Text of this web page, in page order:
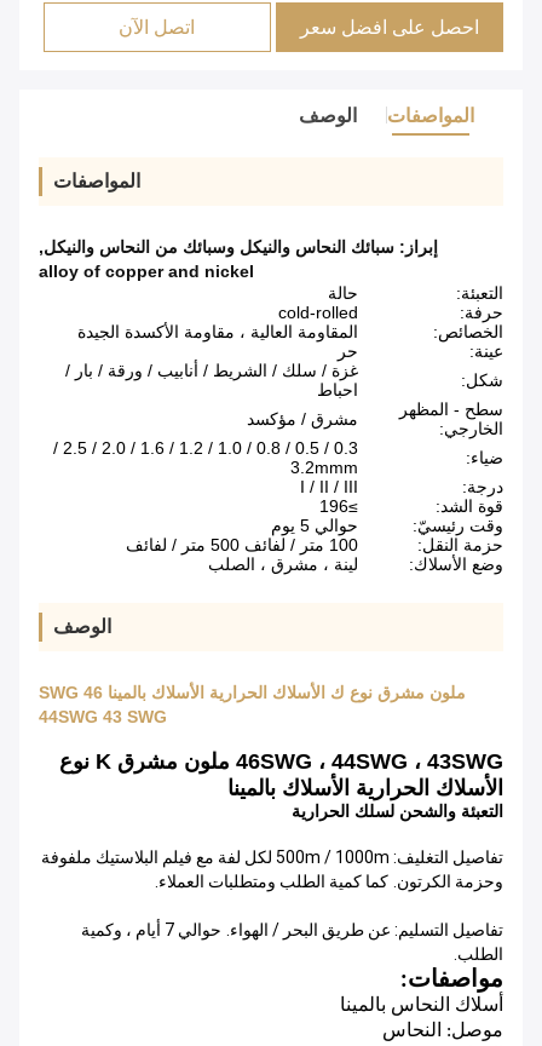
احصل على افضل سعر اتصل الآن
المواصفات الوصف
المواصفات
إبراز: سبائك النحاس والنيكل وسبائك من النحاس والنيكل,
alloy of copper and nickel
التعبئة:
حالة
حرفة:
cold-rolled
الخصائص:
المقاومة العالية ، مقاومة الأكسدة الجيدة
عينة:
حر
شكل:
غزة / سلك / الشريط / أنابيب / ورقة / بار /
احباط
سطح - المظهر
الخارجي:
مشرق / مؤكسد
ضياء:
0.3 / 0.5 / 0.8 / 1.0 / 1.2 / 1.6 / 2.0 / 2.5 /
3.2mmm
درجة:
I / II / III
قوة الشد:
≥196
وقت رئيسيّ:
حوالي 5 يوم
حزمة النقل:
100 متر / لفائف 500 متر / لفائف
وضع الأسلاك:
لينة ، مشرق ، الصلب
الوصف
ملون مشرق نوع ك الأسلاك الحرارية الأسلاك بالمينا 46 SWG
44SWG 43 SWG
46SWG ، 44SWG ، 43SWG ملون مشرق K نوع
الأسلاك الحرارية الأسلاك بالمينا
التعبئة والشحن لسلك الحرارية
تفاصيل التغليف: 500m / 1000m لكل لفة مع فيلم البلاستيك ملفوفة
وحزمة الكرتون. كما كمية الطلب ومتطلبات العملاء.
تفاصيل التسليم: عن طريق البحر / الهواء.
حوالي 7 أيام ، وكمية
الطلب.
مواصفات:
أسلاك النحاس بالمينا
موصل: النحاس